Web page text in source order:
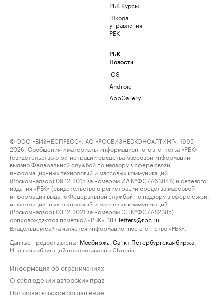
РБК Курсы
Школа
управления
РБК
РБК
Новости
iOS
Android
AppGallery
© ООО «БИЗНЕСПРЕСС», АО «РОСБИЗНЕСКОНСАЛТИНГ», 1995–
2026. Сообщения и материалы информационного агентства «РБК»
(свидетельство о регистрации средства массовой информации
выдано Федеральной службой по надзору в сфере связи,
информационных технологий и массовых коммуникаций
(Роскомнадзор) 09.12.2015 за номером ИА №ФС77-63848) и сетевого
издания «РБК» (свидетельство о регистрации средства массовой
информации выдано Федеральной службой по надзору в сфере связи,
информационных технологий и массовых коммуникаций
(Роскомнадзор) 03.12.2021 за номером ЭЛ №ФС77-82385)
сопровождаются пометкой «РБК».
18+ letters@rbc.ru
Владельцем сайта является информационное агентство «РБК».
Данные предоставлены: Мосбиржа Санкт-Петербургская биржа
Индексы облигаций предоставлены Cbonds.
Информация об ограничениях
О соблюдении авторских прав
Пользовательское соглашение